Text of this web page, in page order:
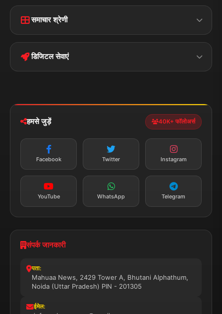
Disclaimer
Terms &
Privacy Policy
समाचार श्रेणी
पॉलिटिकल झारखण्ड
डिजिटल सेवाएं
न्यूज़ अलर्ट
सब्सक्राइब करें
हमसे जुड़ें 40K+ फॉलोअर्स
Facebook Twitter Instagram
YouTube WhatsApp Telegram
संपर्क जानकारी
पता:
Mahuaa News, 2429 Tower A, Bhutani Alphathum,
Noida (Uttar Pradesh) PIN - 201305
ईमेल: